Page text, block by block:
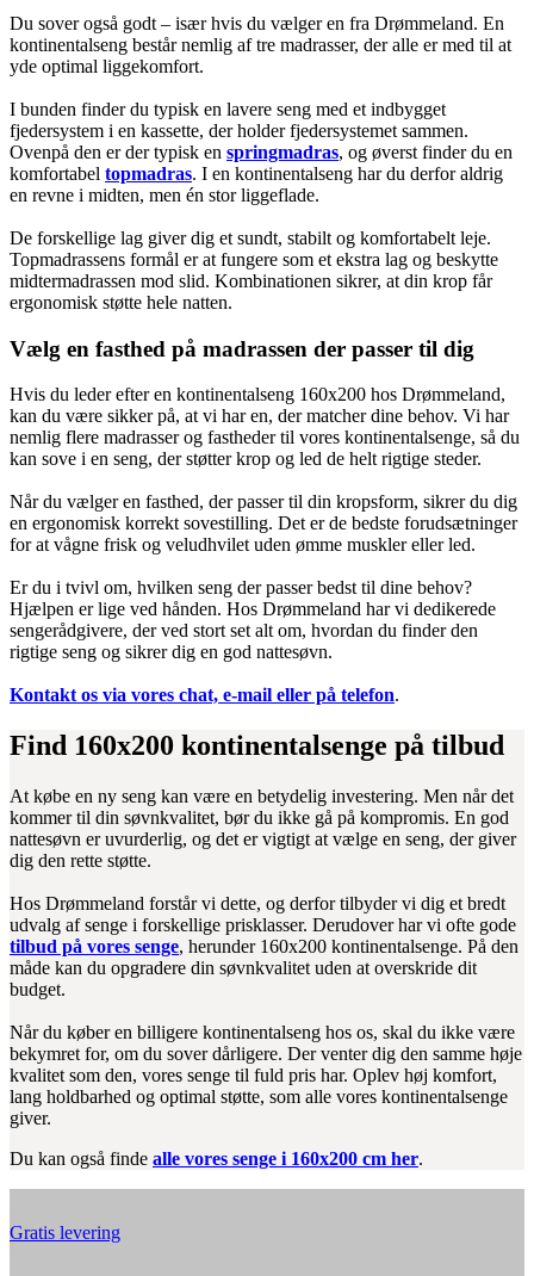
Du sover også godt – især hvis du vælger en fra Drømmeland. En
kontinentalseng består nemlig af tre madrasser, der alle er med til at
yde optimal liggekomfort.
I bunden finder du typisk en lavere seng med et indbygget
fjedersystem i en kassette, der holder fjedersystemet sammen.
Ovenpå den er der typisk en springmadras, og øverst finder du en
komfortabel topmadras. I en kontinentalseng har du derfor aldrig
en revne i midten, men én stor liggeflade.
De forskellige lag giver dig et sundt, stabilt og komfortabelt leje.
Topmadrassens formål er at fungere som et ekstra lag og beskytte
midtermadrassen mod slid. Kombinationen sikrer, at din krop får
ergonomisk støtte hele natten.
Vælg en fasthed på madrassen der passer til dig
Hvis du leder efter en kontinentalseng 160x200 hos Drømmeland,
kan du være sikker på, at vi har en, der matcher dine behov. Vi har
nemlig flere madrasser og fastheder til vores kontinentalsenge, så du
kan sove i en seng, der støtter krop og led de helt rigtige steder.
Når du vælger en fasthed, der passer til din kropsform, sikrer du dig
en ergonomisk korrekt sovestilling. Det er de bedste forudsætninger
for at vågne frisk og veludhvilet uden ømme muskler eller led.
Er du i tvivl om, hvilken seng der passer bedst til dine behov?
Hjælpen er lige ved hånden. Hos Drømmeland har vi dedikerede
sengerådgivere, der ved stort set alt om, hvordan du finder den
rigtige seng og sikrer dig en god nattesøvn.
Kontakt os via vores chat, e-mail eller på telefon.
Find 160x200 kontinentalsenge på tilbud
At købe en ny seng kan være en betydelig investering. Men når det
kommer til din søvnkvalitet, bør du ikke gå på kompromis. En god
nattesøvn er uvurderlig, og det er vigtigt at vælge en seng, der giver
dig den rette støtte.
Hos Drømmeland forstår vi dette, og derfor tilbyder vi dig et bredt
udvalg af senge i forskellige prisklasser. Derudover har vi ofte gode
tilbud på vores senge, herunder 160x200 kontinentalsenge. På den
måde kan du opgradere din søvnkvalitet uden at overskride dit
budget.
Når du køber en billigere kontinentalseng hos os, skal du ikke være
bekymret for, om du sover dårligere. Der venter dig den samme høje
kvalitet som den, vores senge til fuld pris har. Oplev høj komfort,
lang holdbarhed og optimal støtte, som alle vores kontinentalsenge
giver.
Du kan også finde alle vores senge i 160x200 cm her.
Gratis levering